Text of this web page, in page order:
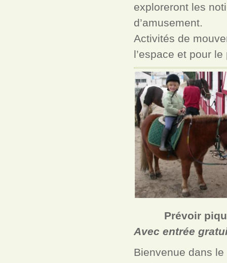
exploreront les
d’amusement.
Activités de
l’espace et pour
Prévoir
Avec entrée
Bienvenue dans